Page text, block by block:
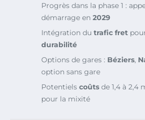
Progrès dans la phase 1 :
démarrage en 2029
Intégration du trafic fret
durabilité
Options de gares : Béziers,
option sans gare
Potentiels coûts de 1,4 à 2,4
pour la mixité